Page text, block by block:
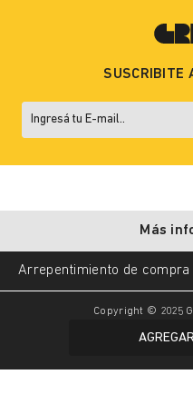
SUSCRIBITE
Más
Arrepentimiento de compra
Copyright © 2025